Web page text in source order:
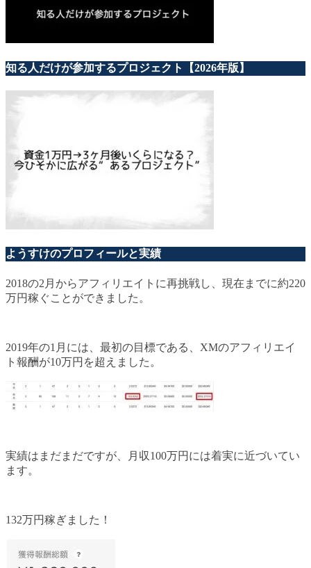
知る人だけが参加するプロジェクト【2026年版】
ようすけのプロフィールと実績
2018の2月からアフィリエイトに再挑戦し、現在までに約220
万円稼ぐことができました。
2019年の1月には、最初の目標である、XMのアフィリエイ
ト報酬が10万円を超えました。
実績はまだまだですが、月収100万円には着実に近づいてい
ます。
132万円稼ぎました！